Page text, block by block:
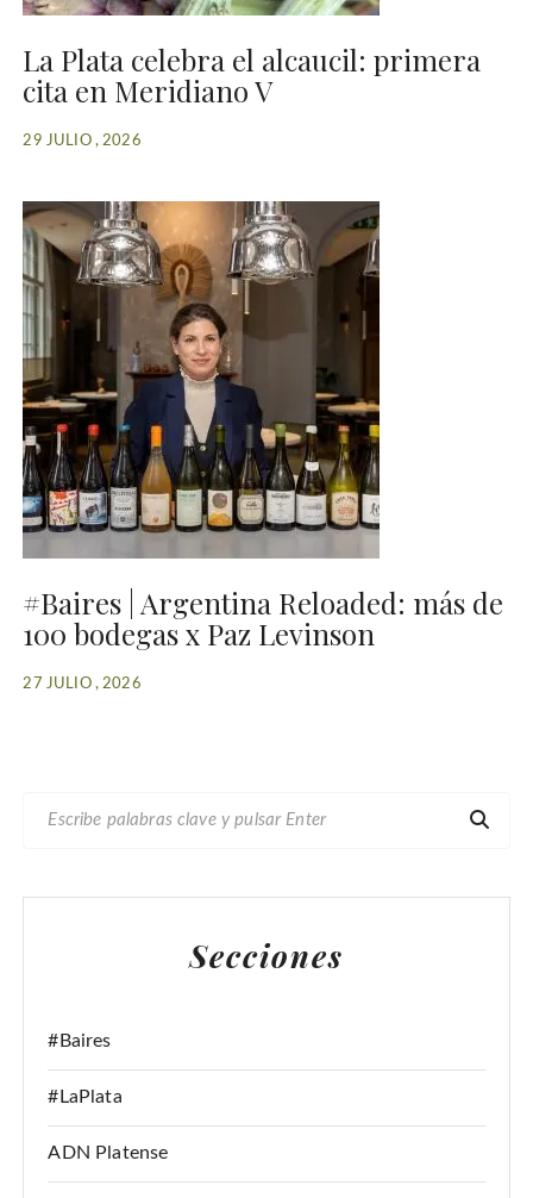
La Plata celebra el alcaucil: primera
cita en Meridiano V
29 JULIO , 2026
#Baires | Argentina Reloaded: más de
100 bodegas x Paz Levinson
27 JULIO , 2026
C
Secciones
#Baires
#LaPlata
ADN Platense